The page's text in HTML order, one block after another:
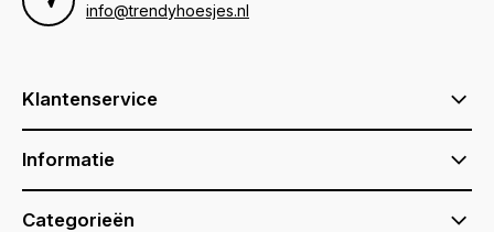
info@trendyhoesjes.nl
Klantenservice
Informatie
Categorieën